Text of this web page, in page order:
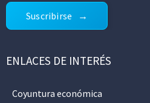
Suscribirse
ENLACES DE INTERÉS
Coyuntura económica